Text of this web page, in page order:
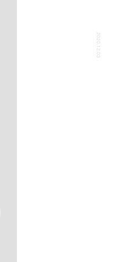
2020.12.03